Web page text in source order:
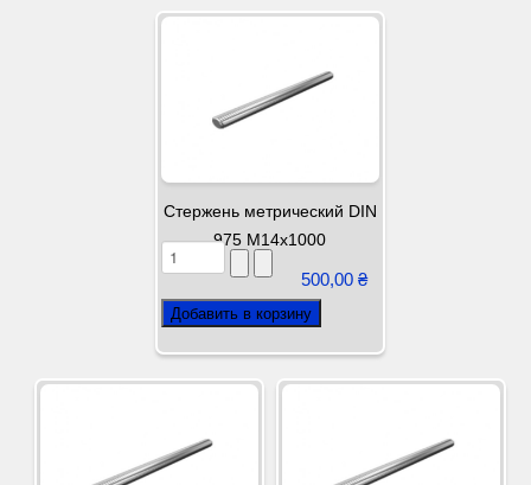
Стержень метрический DIN
975 М14х1000
500,00 ₴